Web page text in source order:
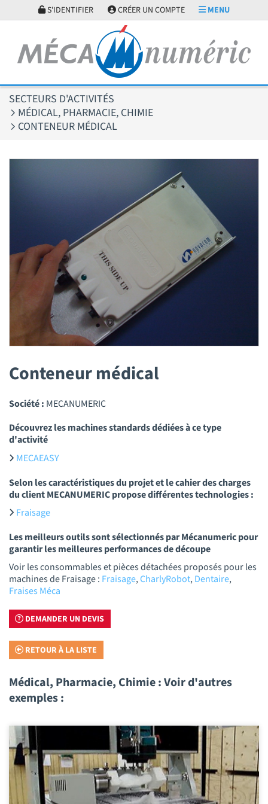
S'IDENTIFIER CRÉER UN COMPTE MENU
SECTEURS D'ACTIVITÉS
MÉDICAL, PHARMACIE, CHIMIE
CONTENEUR MÉDICAL
Conteneur médical
Société : MECANUMERIC
Découvrez les machines standards dédiées à ce type
d'activité
MECAEASY
Selon les caractéristiques du projet et le cahier des charges
du client MECANUMERIC propose différentes technologies :
Fraisage
Les meilleurs outils sont sélectionnés par Mécanumeric pour
garantir les meilleures performances de découpe
Voir les consommables et pièces détachées proposés pour les
machines de Fraisage : Fraisage,CharlyRobot,Dentaire,
Fraises Méca
DEMANDER UN DEVIS
RETOUR À LA LISTE
Médical, Pharmacie, Chimie : Voir d'autres
exemples :
Panneau de gestion des cookies